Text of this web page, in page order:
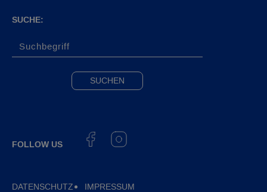
SUCHE:
FOLLOW US
DATENSCHUTZ IMPRESSUM